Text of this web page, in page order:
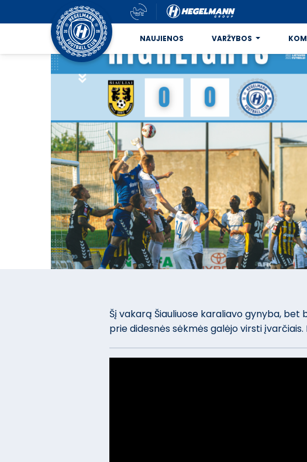
NAUJIENOS VARŽYBOS
Šį vakarą Šiauliuose karaliavo gynyba, bet
prie didesnės sėkmės galėjo virsti įvarčiais.